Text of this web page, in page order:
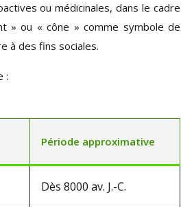
ou médicinales, dans le cadre
» ou « cône » comme symbole de
à des fins sociales.
:
Période approximative
Dès 8000 av. J.-C.